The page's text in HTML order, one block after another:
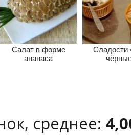
Салат в форме
ананаса
Сладости
среднее: